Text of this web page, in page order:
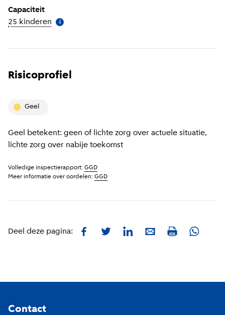
Capaciteit
25 kinderen Meer informatie
i
Risicoprofiel
geel
Geel betekent: geen of lichte zorg over actuele situatie,
lichte zorg over nabije toekomst
Volledige inspectierapport: GGD
Meer informatie over oordelen: GGD
Deel deze pagina: FacebookTwitterLinkedInE-mailPrint
Contact